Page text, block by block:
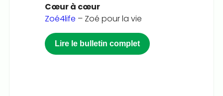
Cœur à cœur
Zoé4life – Zoé pour la vie
Lire le bulletin complet